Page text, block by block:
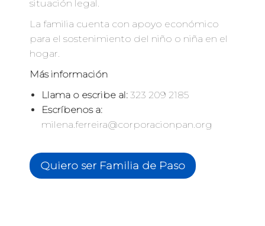
situación legal.
La familia cuenta con apoyo económico
para el sostenimiento del niño o niña en el
hogar.
Más información
Llama o escribe al:323 209 2185
Escríbenos a:
milena.ferreira@corporacionpan.org
Quiero ser Familia de Paso